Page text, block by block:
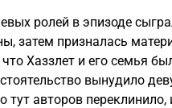
ролей в эпизоде
затем призналась
Хаззлет и его семья
вынудило
тут авторов